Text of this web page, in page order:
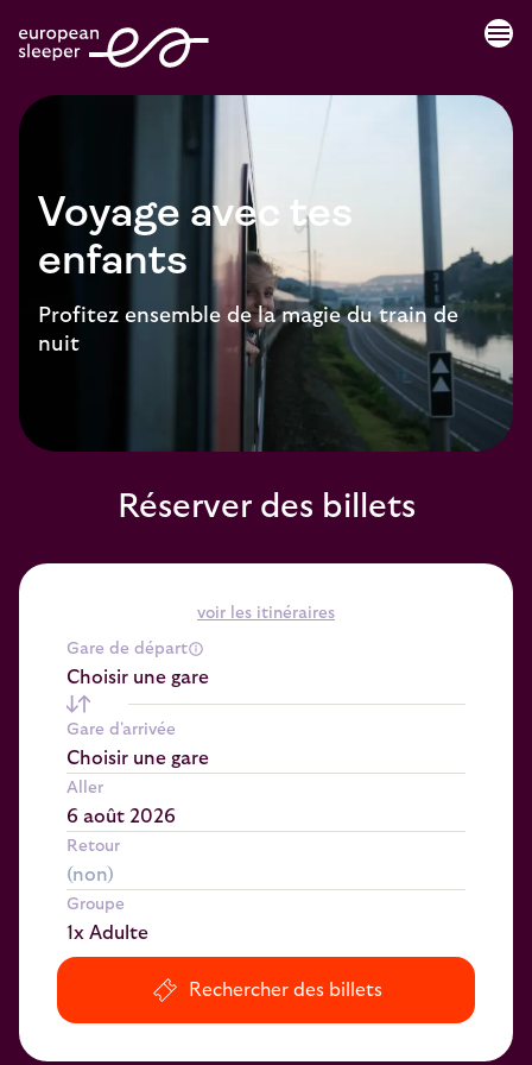
menu
Voyage avec tes
enfants
Profitez ensemble de la magie du train de
nuit
Réserver des billets
voir les itinéraires
Gare de départ
Choisir une gare
Gare d'arrivée
Choisir une gare
Aller
Retour
Groupe
1x Adulte
Rechercher des billets